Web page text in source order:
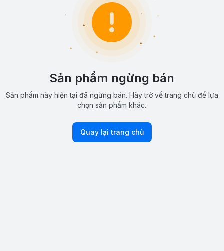
Sản phẩm ngừng bán
Sản phẩm này hiện tại đã ngừng bán. Hãy trở về trang chủ để lựa
chọn sản phẩm khác.
Quay lại trang chủ